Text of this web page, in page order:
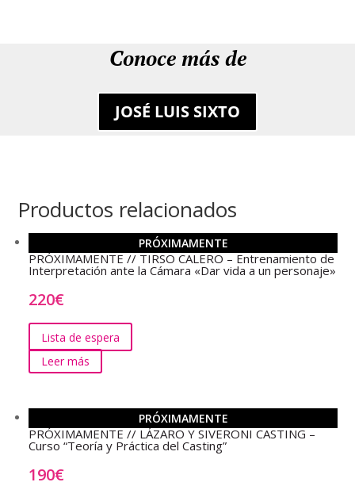
Conoce más de
JOSÉ LUIS SIXTO
Productos relacionados
PRÓXIMAMENTE
PRÓXIMAMENTE // TIRSO CALERO – Entrenamiento de
Interpretación ante la Cámara «Dar vida a un personaje»
220€
Lista de espera
Leer más
PRÓXIMAMENTE
PRÓXIMAMENTE // LÁZARO Y SIVERONI CASTING –
Curso “Teoría y Práctica del Casting”
190€